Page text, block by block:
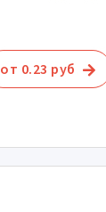
от 0.23 руб